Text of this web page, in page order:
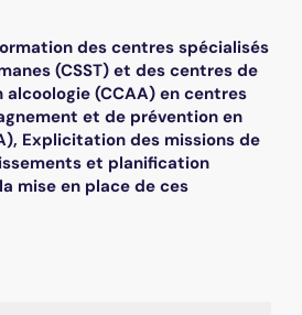
des centres spécialisés
(CSST) et des centres de
(CCAA) en centres
et de prévention en
Explicitation des missions de
et planification
mise en place de ces